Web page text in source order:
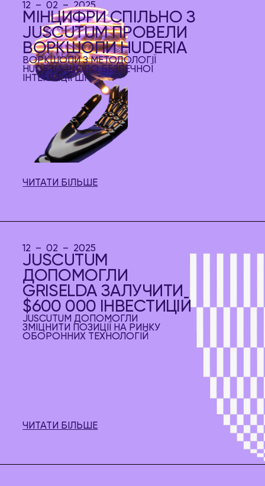
12 – 02 – 2025
МІНЦИФРИ СПІЛЬНО З
JUSCUTUM ПРОВЕЛИ
ВОРКШОПИ HUDERIA
ВОРКШОПИ З МЕТОДОЛОГІЇ
HUDERIA ЩОДО БЕЗПЕЧНОЇ
ІНТЕГРАЦІЇ ШІ
ЧИТАТИ БІЛЬШЕ
12 – 02 – 2025
JUSCUTUM
ДОПОМОГЛИ
GRISELDA ЗАЛУЧИТИ
$600 000 ІНВЕСТИЦІЙ
JUSCUTUM ДОПОМОГЛИ
ЗМІЦНИТИ ПОЗИЦІЇ НА РИНКУ
ОБОРОННИХ ТЕХНОЛОГІЙ
ЧИТАТИ БІЛЬШЕ